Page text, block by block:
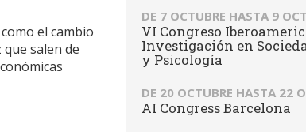
el cambio
salen de
DE 7 OCTUBRE HASTA 9
VI Congreso
Investigación en
y Psicología
DE 20 OCTUBRE HASTA 22
AI Congress Barcelona